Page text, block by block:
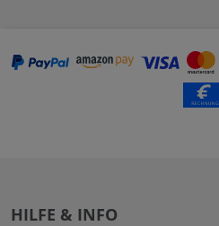
HILFE & INFO